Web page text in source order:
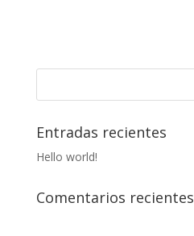
Entradas recientes
Hello world!
Comentarios recientes